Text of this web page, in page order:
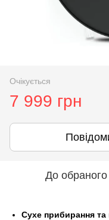
Очікується
7 999 грн
До обраного
Сухе прибирання